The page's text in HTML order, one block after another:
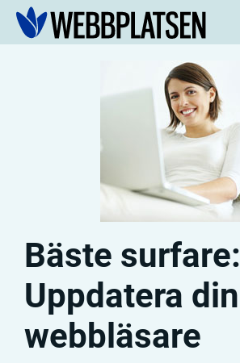
Hoppa
Bäste surfare:
Uppdatera din
webbläsare